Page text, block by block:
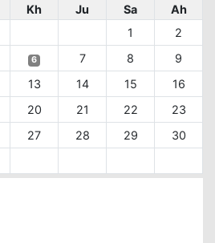
Kh Ju Sa
Ah
1
2
6 7 8
9
13 14 15
16
20 21 22
23
27 28 29
30